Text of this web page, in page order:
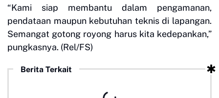
“Kami siap membantu dalam pengamanan,
pendataan maupun kebutuhan teknis di lapangan.
Semangat gotong royong harus kita kedepankan,”
pungkasnya. (Rel/FS)
Berita Terkait